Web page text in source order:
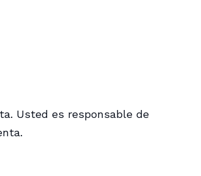
Usted es responsable de